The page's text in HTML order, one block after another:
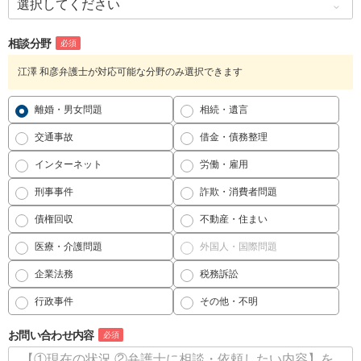
相談分野 必須
江澤 和彦弁護士が対応可能な分野のみ選択できます
離婚・男女問題 相続・遺言
交通事故 借金・債務整理
インターネット 労働・雇用
刑事事件 詐欺・消費者問題
債権回収 不動産・住まい
医療・介護問題 外国人・国際問題
企業法務 税務訴訟
行政事件 その他・不明
お問い合わせ内容 必須